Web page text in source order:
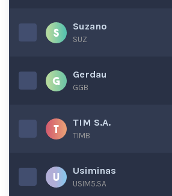
Suzano
SUZ
Gerdau
GGB
TIM S.A.
TIMB
Usiminas
USIM5.SA